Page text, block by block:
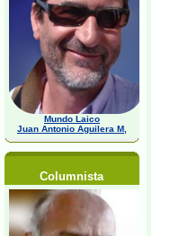
Mundo Laico
Juan Antonio Aguilera M,
Columnista